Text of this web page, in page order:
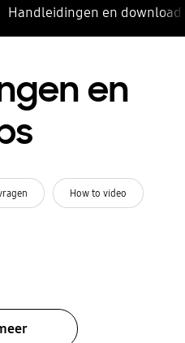
Handleidingen en
en
How to video